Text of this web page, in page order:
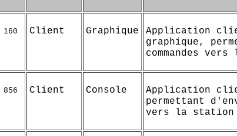
160 Client Graphique
Application
graphique,
commandes
856 Client Console
Application
permettant
vers la station